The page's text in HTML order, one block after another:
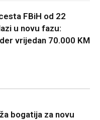
FBiH od 22
u novu fazu:
vrijedan 70.000 KM
bogatija za novu